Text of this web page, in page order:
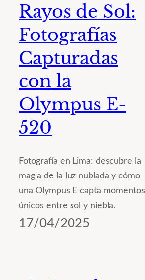
Rayos de Sol:
Fotografías
Capturadas
con la
Olympus E-
520
Fotografía en Lima: descubre la
magia de la luz nublada y cómo
una Olympus E capta momentos
únicos entre sol y niebla.
17/04/2025